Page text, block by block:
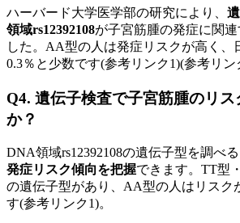
ハーバード大学医学部の研究により、
領域rs12392108が子宮筋腫の発症に関
した。AA型の人は発症リスクが高く、
0.3％と少数です(参考リンク1)(参考リン
Q4. 遺伝子検査で子宮筋腫のリ
か？
DNA領域rs12392108の遺伝子型を調べる
発症リスク傾向を把握できます。TT型
の遺伝子型があり、AA型の人はリスク
す(参考リンク1)。